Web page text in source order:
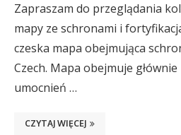
Zapraszam do przeglądania
mapy ze schronami i
czeska mapa obejmująca
Czech. Mapa obejmuje
umocnień …
CZYTAJ WIĘCEJ